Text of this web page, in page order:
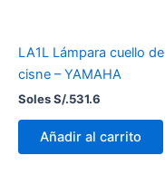
LA1L Lámpara cuello de
cisne – YAMAHA
Soles S/.531.6
Añadir al carrito